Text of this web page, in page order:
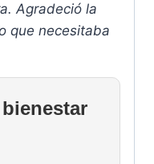
Agradeció la
que necesitaba